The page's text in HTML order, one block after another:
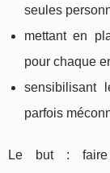
seules
mettant en
pour chaque
sensibilisant
parfois
Le but : faire